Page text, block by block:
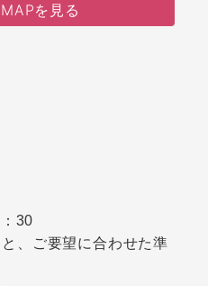
MAPを見る
30
、ご要望に合わせた準